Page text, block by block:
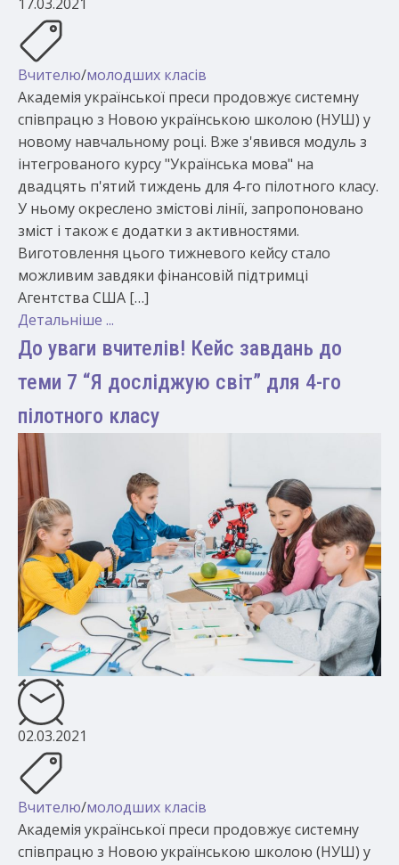
Вчителю/молодших класів
Академія української преси продовжує системну
співпрацю з Новою українською школою (НУШ) у
новому навчальному році. Вже з'явився модуль з
інтегрованого курсу "Українська мова" на
двадцять п'ятий тиждень для 4-го пілотного класу.
У ньому окреслено змістові лінії, запропоновано
зміст і також є додатки з активностями.
Виготовлення цього тижневого кейсу стало
можливим завдяки фінансовій підтримці
Агентства США […]
Детальніше ...
До уваги вчителів! Кейс завдань до
теми 7 “Я досліджую світ” для 4-го
пілотного класу
02.03.2021
Вчителю/молодших класів
Академія української преси продовжує системну
співпрацю з Новою українською школою (НУШ) у